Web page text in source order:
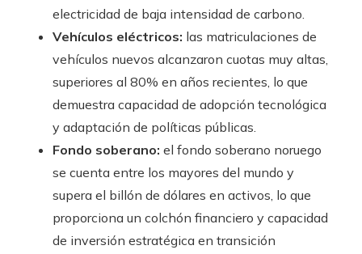
electricidad de baja intensidad de carbono.
Vehículos eléctricos: las matriculaciones de
vehículos nuevos alcanzaron cuotas muy altas,
superiores al 80% en años recientes, lo que
demuestra capacidad de adopción tecnológica
y adaptación de políticas públicas.
Fondo soberano: el fondo soberano noruego
se cuenta entre los mayores del mundo y
supera el billón de dólares en activos, lo que
proporciona un colchón financiero y capacidad
de inversión estratégica en transición